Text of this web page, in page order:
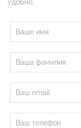
удобно.